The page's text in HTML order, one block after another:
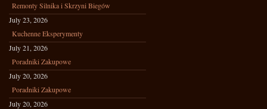
Remonty Silnika i Skrzyni Biegów
July 23, 2026
Kuchenne Eksperymenty
July 21, 2026
Poradniki Zakupowe
July 20, 2026
Poradniki Zakupowe
July 20, 2026